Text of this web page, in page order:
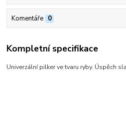
Komentáře 0
Kompletní specifikace
Univerzální pilker ve tvaru ryby. Úspěch